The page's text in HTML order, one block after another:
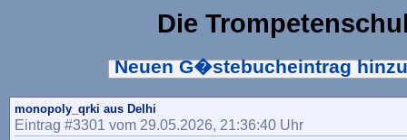
Die
Neuen G�stebucheintrag
monopoly_qrki aus Delhi
Eintrag #3301 vom 29.05.2026, 21:36:40 Uhr